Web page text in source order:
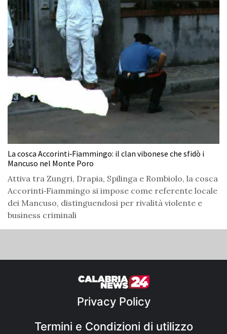
La cosca Accorinti‑Fiammingo: il clan vibonese che sfidò i
Mancuso nel Monte Poro
Attiva tra Zungri, Drapia, Spilinga e Rombiolo, la cosca
Accorinti‑Fiammingo si impose come referente locale
dei Mancuso, distinguendosi per rivalità violente e
business criminali
Privacy Policy
Termini e Condizioni di utilizzo